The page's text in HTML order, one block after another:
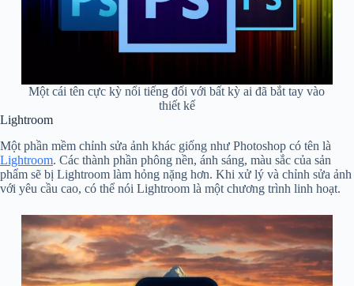
Một cái tên cực kỳ nổi tiếng đối với bất kỳ ai đã bắt tay vào
thiết kế
Lightroom
Một phần mềm chỉnh sửa ảnh khác giống như Photoshop có tên là
Lightroom. Các thành phần phông nền, ánh sáng, màu sắc của sản
phẩm sẽ bị Lightroom làm hỏng nặng hơn. Khi xử lý và chỉnh sửa ảnh
với yêu cầu cao, có thể nói Lightroom là một chương trình linh hoạt.